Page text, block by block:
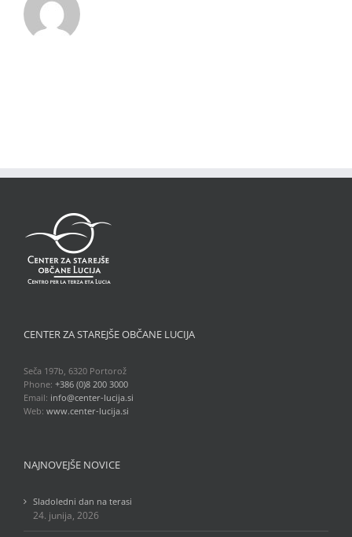
CENTER ZA STAREJŠE OBČANE LUCIJA
Seča 197b, 6320 Portorož
Phone: +386 (0)8 200 3000
Email: info@center-lucija.si
Web: www.center-lucija.si
NAJNOVEJŠE NOVICE
Sladoledni dan na terasi
24. junija, 2026